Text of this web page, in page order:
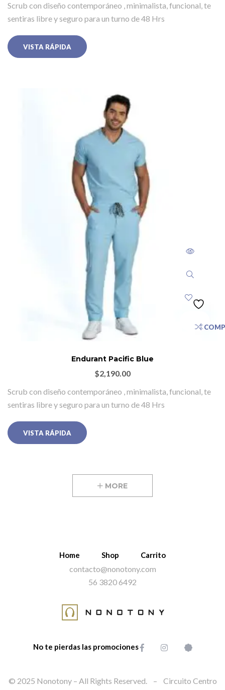
Scrub con diseño contemporáneo , minimalista, funcional, te
sentiras libre y seguro para un turno de 48 Hrs
VISTA RÁPIDA
Endurant Pacific Blue
$2,190.00
Scrub con diseño contemporáneo , minimalista, funcional, te
sentiras libre y seguro para un turno de 48 Hrs
VISTA RÁPIDA
MORE
Home Shop Carrito
contacto@nonotony.com
56 3820 6492
No te pierdas las promociones
© 2025 Nonotony – All Rights Reserved. – Circuito Centro